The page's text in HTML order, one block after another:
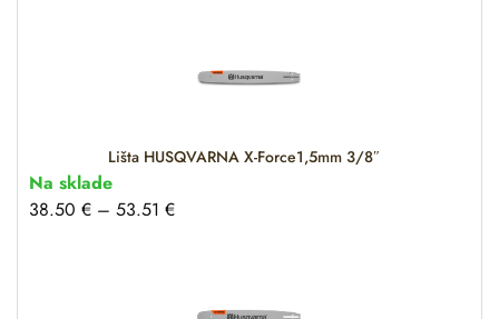
Lišta HUSQVARNA X-Force1,5mm 3/8″
Na sklade
38.50 € – 53.51 €